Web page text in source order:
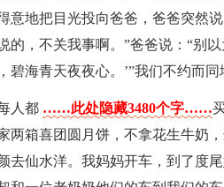
意地把目光投向爸爸，爸爸突然
的，不关我事啊。”爸爸说：“别
碧海青天夜夜心。’”我们不约而同
人都 ……此处隐藏3480个字……
两箱喜团圆月饼，不拿花生牛奶
去仙水洋。我妈妈开车，到了度